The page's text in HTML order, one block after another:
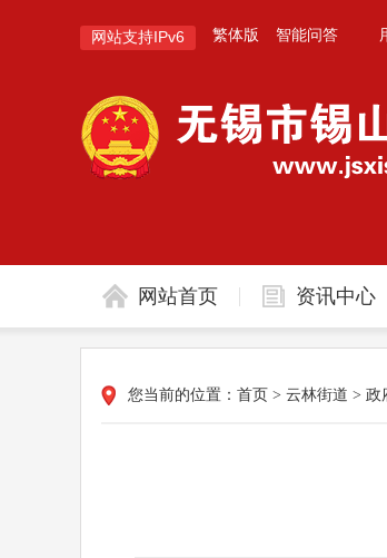
网站支持IPv6 繁体版 智能问答
网站首页 资讯中心
您当前的位置： 首页 > 云林街道 > 政